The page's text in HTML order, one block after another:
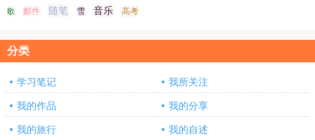
歌 邮件 随笔 雪 音乐 高考
分类
学习笔记 我所关注
我的作品 我的分享
我的旅行 我的自述